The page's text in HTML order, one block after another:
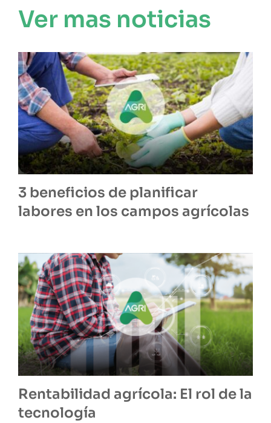
Ver mas noticias
3 beneficios de planificar
labores en los campos agrícolas
Rentabilidad agrícola: El rol de la
tecnología